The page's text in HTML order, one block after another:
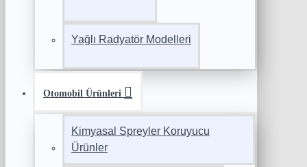
Yağlı Radyatör Modelleri
Otomobil Ürünleri
Kimyasal Spreyler Koruyucu
Ürünler